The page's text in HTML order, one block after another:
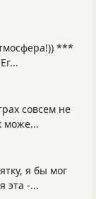
***
совсем не
може...
я бы мог
эта -...